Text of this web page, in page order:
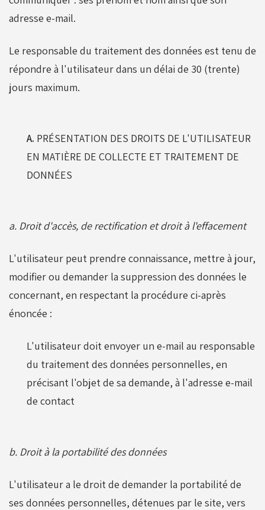
adresse e-mail.
Le responsable du traitement des données est tenu de
répondre à l'utilisateur dans un délai de 30 (trente)
jours maximum.
A. PRÉSENTATION DES DROITS DE L'UTILISATEUR
EN MATIÈRE DE COLLECTE ET TRAITEMENT DE
DONNÉES
a. Droit d'accès, de rectification et droit à l'effacement
L'utilisateur peut prendre connaissance, mettre à jour,
modifier ou demander la suppression des données le
concernant, en respectant la procédure ci-après
énoncée :
L'utilisateur doit envoyer un e-mail au responsable
du traitement des données personnelles, en
précisant l'objet de sa demande, à l'adresse e-mail
de contact
b. Droit à la portabilité des données
L'utilisateur a le droit de demander la portabilité de
ses données personnelles, détenues par le site, vers